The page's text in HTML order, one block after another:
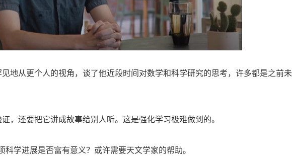
地从更个人的视角，谈了他近段时间对数学和科学研究的思考，许多都是之前未
，还要把它讲成故事给别人听。这是强化学习极难做到的。
学进展是否富有意义？或许需要天文学家的帮助。